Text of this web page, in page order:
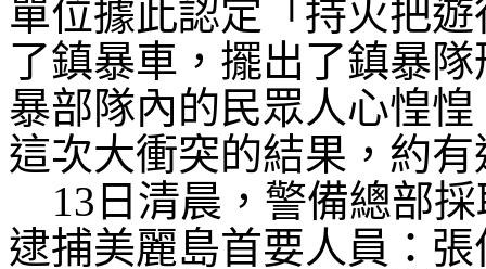
單位據此認定「持火把
了鎮暴車，擺出了鎮暴
暴部隊內的民眾人心惶
這次大衝突的結果，約
13 日清晨，警備總部
逮捕美麗島首要人員：